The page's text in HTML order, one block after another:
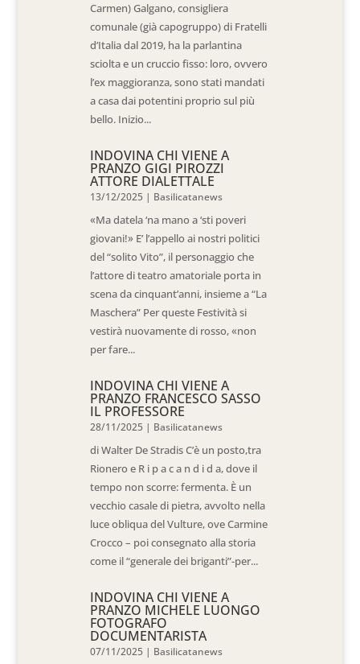
Carmen) Galgano, consigliera
comunale (già capogruppo) di Fratelli
d’Italia dal 2019, ha la parlantina
sciolta e un cruccio fisso: loro, ovvero
l’ex maggioranza, sono stati mandati
a casa dai potentini proprio sul più
bello. Inizio...
INDOVINA CHI VIENE A
PRANZO GIGI PIROZZI
ATTORE DIALETTALE
13/12/2025 | Basilicatanews
«Ma datela ‘na mano a ‘sti poveri
giovani!» E’ l’appello ai nostri politici
del “solito Vito”, il personaggio che
l’attore di teatro amatoriale porta in
scena da cinquant’anni, insieme a “La
Maschera” Per queste Festività si
vestirà nuovamente di rosso, «non
per fare...
INDOVINA CHI VIENE A
PRANZO FRANCESCO SASSO
IL PROFESSORE
28/11/2025 | Basilicatanews
di Walter De Stradis C’è un posto,tra
Rionero e R i p a c a n d i d a, dove il
tempo non scorre: fermenta. È un
vecchio casale di pietra, avvolto nella
luce obliqua del Vulture, ove Carmine
Crocco – poi consegnato alla storia
come il “generale dei briganti”-per...
INDOVINA CHI VIENE A
PRANZO MICHELE LUONGO
FOTOGRAFO
DOCUMENTARISTA
07/11/2025 | Basilicatanews